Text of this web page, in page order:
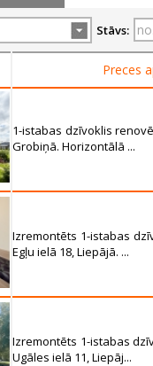
Stāvs:
Preces
1-istabas dzīvoklis
Grobiņā. Horizontālā ...
Izremontēts 1-istabas
Egļu ielā 18, Liepājā. ...
Izremontēts 1-istabas
Ugāles ielā 11, Liepāj...